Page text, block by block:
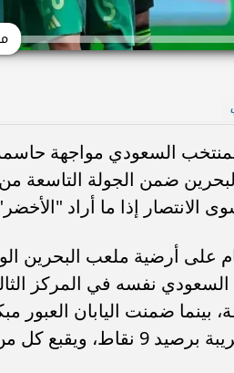
الانتصار إذا ما أراد
على أرضية ملعب البحرين
والصين في ذيل المجموعة بـ6 نقاط لكل منهما.